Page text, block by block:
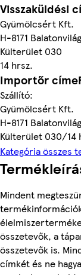
Visszaküldési
Gyümölcsért Kft.
H-8171
Külterület 030
14 hrsz.
Importőr
Szállító:
Gyümölcsért Kft.
H-8171
Külterület 030/14
Kategória összes
Mindent
összetevők, a
összetevők is.
címkét és ne